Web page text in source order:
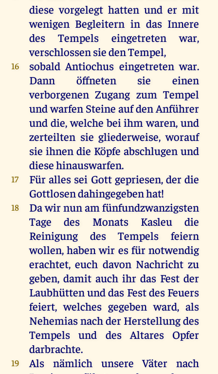
diese vorgelegt hatten und er mit
wenigen Begleitern in das Innere
des Tempels eingetreten war,
verschlossen sie den Tempel,
16
sobald Antiochus eingetreten war.
Dann öffneten sie einen
verborgenen Zugang zum Tempel
und warfen Steine auf den Anführer
und die, welche bei ihm waren, und
zerteilten sie gliederweise, worauf
sie ihnen die Köpfe abschlugen und
diese hinauswarfen.
17
Für alles sei Gott gepriesen, der die
Gottlosen dahingegeben hat!
18
Da wir nun am fünfundzwanzigsten
Tage des Monats Kasleu die
Reinigung des Tempels feiern
wollen, haben wir es für notwendig
erachtet, euch davon Nachricht zu
geben, damit auch ihr das Fest der
Laubhütten und das Fest des Feuers
feiert, welches gegeben ward, als
Nehemias nach der Herstellung des
Tempels und des Altares Opfer
darbrachte.
19
Als nämlich unsere Väter nach